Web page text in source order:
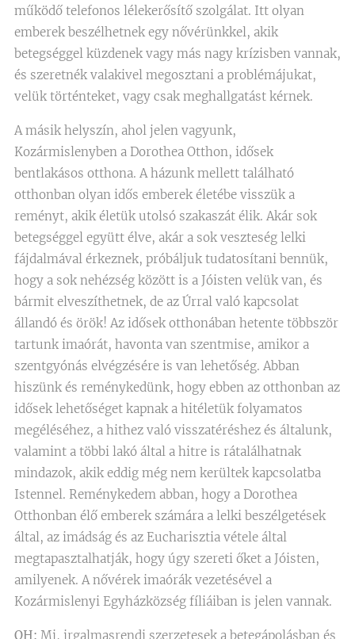
működő telefonos lélekerősítő szolgálat. Itt olyan
emberek beszélhetnek egy nővérünkkel, akik
betegséggel küzdenek vagy más nagy krízisben vannak,
és szeretnék valakivel megosztani a problémájukat,
velük történteket, vagy csak meghallgatást kérnek.
A másik helyszín, ahol jelen vagyunk,
Kozármislenyben a Dorothea Otthon, idősek
bentlakásos otthona. A házunk mellett található
otthonban olyan idős emberek életébe visszük a
reményt, akik életük utolsó szakaszát élik. Akár sok
betegséggel együtt élve, akár a sok veszteség lelki
fájdalmával érkeznek, próbáljuk tudatosítani bennük,
hogy a sok nehézség között is a Jóisten velük van, és
bármit elveszíthetnek, de az Úrral való kapcsolat
állandó és örök! Az idősek otthonában hetente többször
tartunk imaórát, havonta van szentmise, amikor a
szentgyónás elvégzésére is van lehetőség. Abban
hiszünk és reménykedünk, hogy ebben az otthonban az
idősek lehetőséget kapnak a hitéletük folyamatos
megéléséhez, a hithez való visszatéréshez és általunk,
valamint a többi lakó által a hitre is rátalálhatnak
mindazok, akik eddig még nem kerültek kapcsolatba
Istennel. Reménykedem abban, hogy a Dorothea
Otthonban élő emberek számára a lelki beszélgetések
által, az imádság és az Eucharisztia vétele által
megtapasztalhatják, hogy úgy szereti őket a Jóisten,
amilyenek. A nővérek imaórák vezetésével a
Kozármislenyi Egyházközség fíliáiban is jelen vannak.
OH: Mi, irgalmasrendi szerzetesek a betegápolásban és